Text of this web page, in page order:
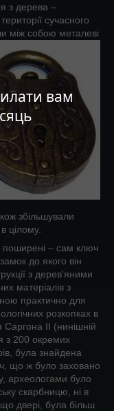
вам
з дерева –
сучасного
між собою металеві
збільшували
в цілому.
поширені – сам ключ
до якого він
з дерев'яними
матеріалів з
практично для
розкопках в
Саргона II (нинішній
з 200 окремих
була знайдена
що ж було заховано
археологами було
скарбницю, ні в
двері, була більш